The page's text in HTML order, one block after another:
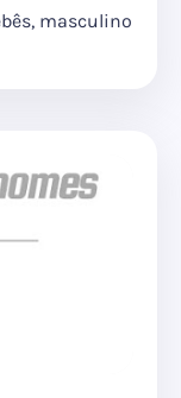
masculino